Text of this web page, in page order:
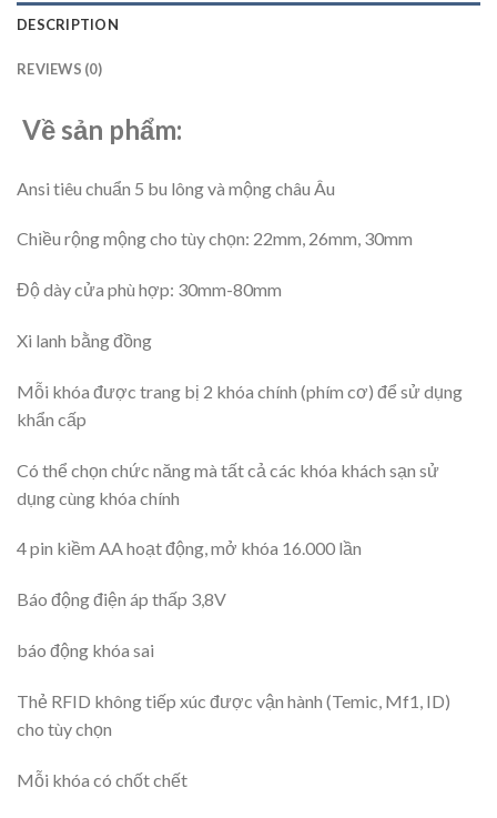
DESCRIPTION
REVIEWS (0)
Về sản phẩm:
Ansi tiêu chuẩn 5 bu lông và mộng châu Âu
Chiều rộng mộng cho tùy chọn: 22mm, 26mm, 30mm
Độ dày cửa phù hợp: 30mm-80mm
Xi lanh bằng đồng
Mỗi khóa được trang bị 2 khóa chính (phím cơ) để sử dụng
khẩn cấp
Có thể chọn chức năng mà tất cả các khóa khách sạn sử
dụng cùng khóa chính
4 pin kiềm AA hoạt động, mở khóa 16.000 lần
Báo động điện áp thấp 3,8V
báo động khóa sai
Thẻ RFID không tiếp xúc được vận hành (Temic, Mf1, ID)
cho tùy chọn
Mỗi khóa có chốt chết